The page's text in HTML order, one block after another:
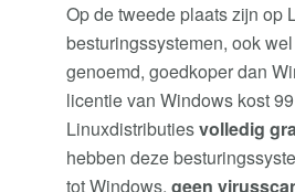
Op de tweede plaats zijn op
besturingssystemen, ook wel
genoemd, goedkoper dan
licentie van Windows kost
Linuxdistributiesvolledig
hebben deze
tot Windows, geen